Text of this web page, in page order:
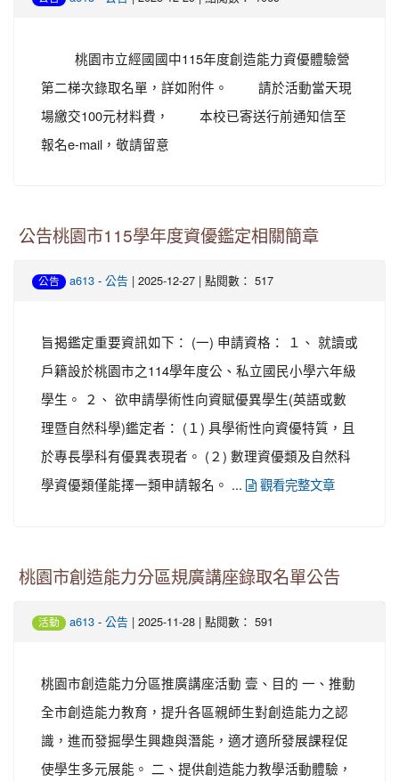
桃園市立經國國中115年度創造能力資優體驗營
第二梯次錄取名單，詳如附件。 請於活動當天現
場繳交100元材料費， 本校已寄送行前通知信至
報名e-mail，敬請留意
公告桃園市115學年度資優鑑定相關簡章
公告 a613 - 公告 | 2025-12-27 | 點閱數： 517
旨揭鑑定重要資訊如下： (一) 申請資格： １、 就讀或
戶籍設於桃園市之114學年度公、私立國民小學六年級
學生。 ２、 欲申請學術性向資賦優異學生(英語或數
理暨自然科學)鑑定者： (１) 具學術性向資優特質，且
於專長學科有優異表現者。 (２) 數理資優類及自然科
學資優類僅能擇一類申請報名。 ...
觀看完整文章
桃園市創造能力分區規廣講座錄取名單公告
活動 a613 - 公告 | 2025-11-28 | 點閱數： 591
桃園市創造能力分區推廣講座活動 壹、目的 一、推動
全市創造能力教育，提升各區親師生對創造能力之認
識，進而發掘學生興趣與潛能，適才適所發展課程促
使學生多元展能。 二、提供創造能力教學活動體驗，